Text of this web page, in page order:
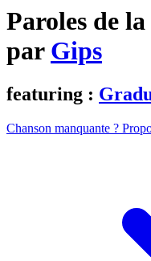
Paroles de
par Gips
featuring :
Chanson manquante ?